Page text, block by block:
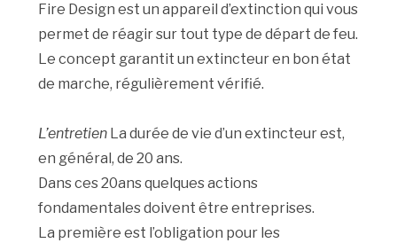
Fire Design est un appareil d’extinction qui vous
permet de réagir sur tout type de départ de feu.
Le concept garantit un extincteur en bon état
de marche, régulièrement vérifié.
L’entretien La durée de vie d’un extincteur est,
en général, de 20 ans.
Dans ces 20ans quelques actions
fondamentales doivent être entreprises.
La première est l’obligation pour les